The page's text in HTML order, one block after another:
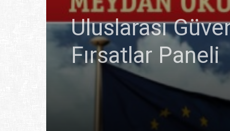
Uluslarası
Fırsatlar Paneli